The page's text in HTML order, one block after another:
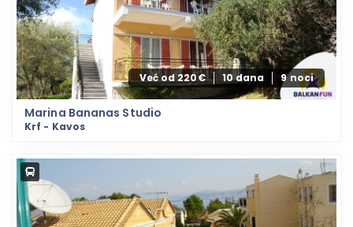
Već od 220€ 10 dana 9 noci
Marina Bananas Studio
Krf - Kavos